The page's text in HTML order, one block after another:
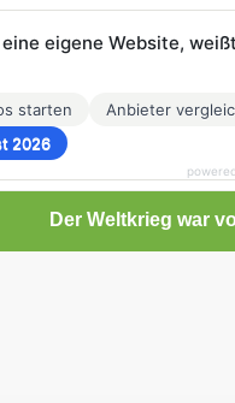
eigene Website,
starten
Anbieter
2026